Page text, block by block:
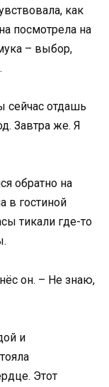
как
посмотрела на
– выбор,
сейчас отдашь
Завтра же. Я
обратно на
в гостиной
тикали где-то
он. – Не знаю,
и
Этот